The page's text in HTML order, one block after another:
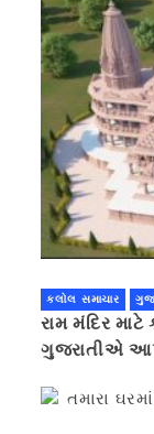
કલોલ સમાચાર
રામ મંદિર
ગુજરાતીએ